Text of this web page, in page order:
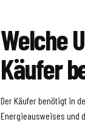
Welche
Käufer
Der Käufer benötigt in
Energieausweises und